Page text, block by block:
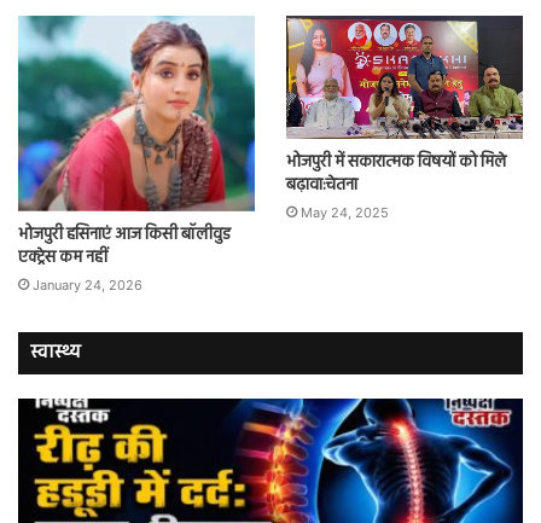
भोजपुरी हसिनाएं आज किसी बॉलीवुड
एक्ट्रेस कम नहीं
January 24, 2026
भोजपुरी में सकारात्मक विषयों को मिले
बढ़ावा:चेतना
May 24, 2025
स्वास्थ्य